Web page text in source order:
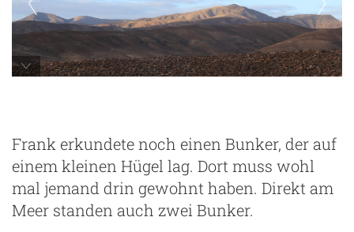
Frank erkundete noch einen Bunker, der auf
einem kleinen Hügel lag. Dort muss wohl
mal jemand drin gewohnt haben. Direkt am
Meer standen auch zwei Bunker.